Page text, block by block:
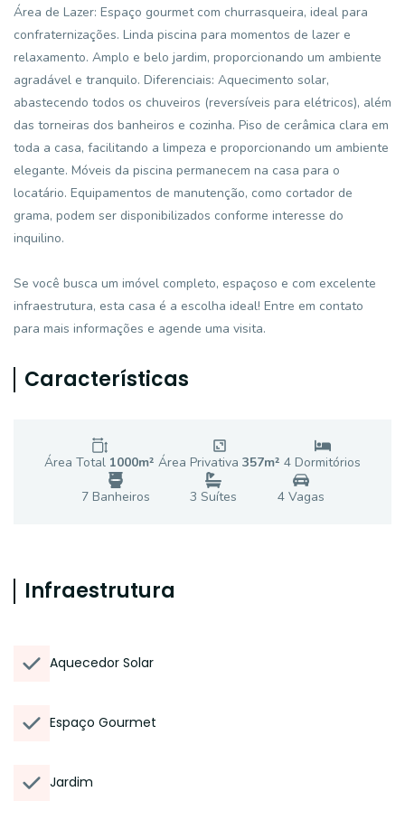
Área de Lazer: Espaço gourmet com churrasqueira, ideal para
confraternizações. Linda piscina para momentos de lazer e
relaxamento. Amplo e belo jardim, proporcionando um ambiente
agradável e tranquilo. Diferenciais: Aquecimento solar,
abastecendo todos os chuveiros (reversíveis para elétricos), além
das torneiras dos banheiros e cozinha. Piso de cerâmica clara em
toda a casa, facilitando a limpeza e proporcionando um ambiente
elegante. Móveis da piscina permanecem na casa para o
locatário. Equipamentos de manutenção, como cortador de
grama, podem ser disponibilizados conforme interesse do
inquilino.
Se você busca um imóvel completo, espaçoso e com excelente
infraestrutura, esta casa é a escolha ideal! Entre em contato
para mais informações e agende uma visita.
Características
Área Total 1000m² Área Privativa 357m² 4 Dormitórios
7Banheiros 3 Suítes 4Vagas
Infraestrutura
Aquecedor Solar
Espaço Gourmet
Jardim